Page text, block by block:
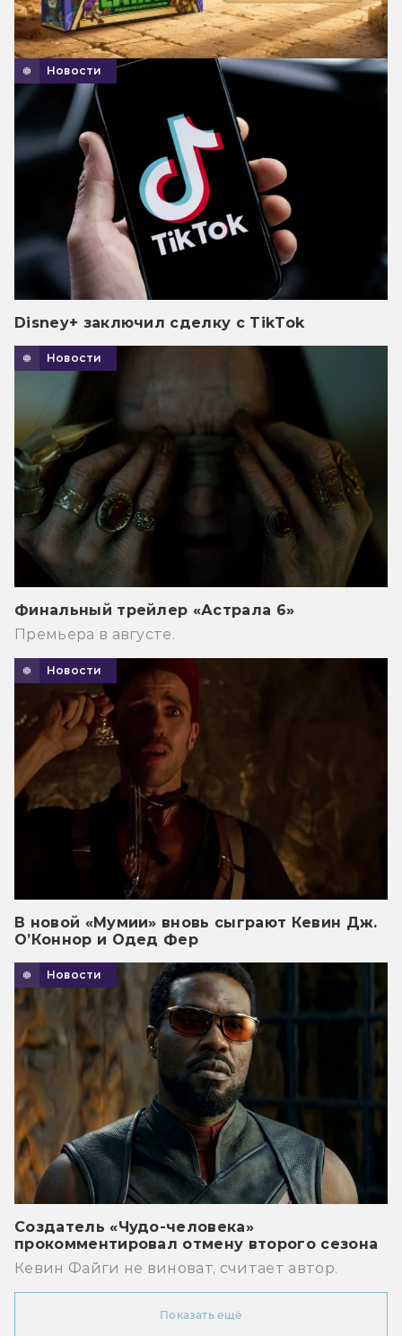
Новости
Disney+ заключил сделку с TikTok
Новости
Финальный трейлер «Астрала 6»
Премьера в августе.
Новости
В новой «Мумии» вновь сыграют Кевин Дж.
О’Коннор и Одед Фер
Новости
Создатель «Чудо-человека»
прокомментировал отмену второго сезона
Кевин Файги не виноват, считает автор.
Показать ещё